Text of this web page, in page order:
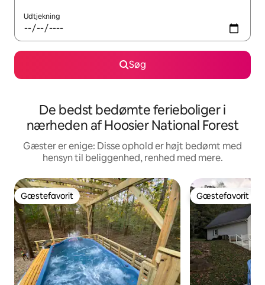
Udtjekning
Søg
De bedst bedømte ferieboliger i
nærheden af Hoosier National Forest
Gæster er enige: Disse ophold er højt bedømt med
hensyn til beliggenhed, renhed med mere.
Gæstefavorit
Gæstefavorit Gæstefavorit
Gæstefavorit